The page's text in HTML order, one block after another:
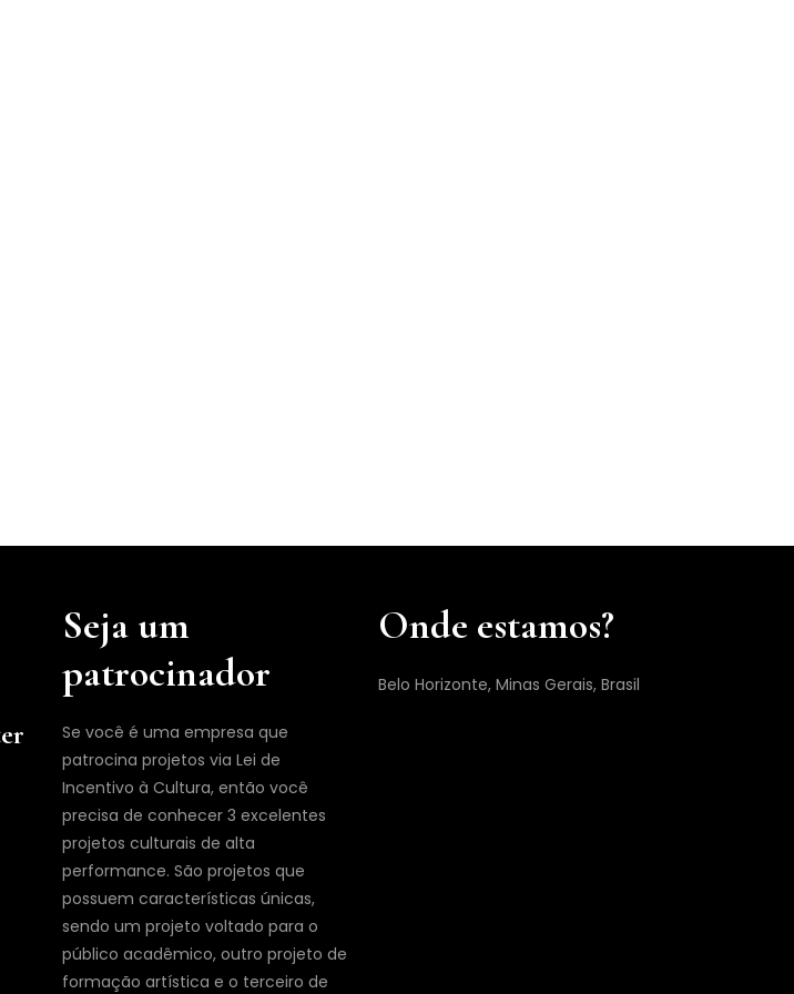
Seja um
patrocinador
Se você é uma empresa que
patrocina projetos via Lei de
Incentivo à Cultura, então você
precisa de conhecer 3 excelentes
projetos culturais de alta
performance. São projetos que
possuem características únicas,
sendo um projeto voltado para o
público acadêmico, outro projeto de
formação artística e o terceiro de
Onde estamos?
Belo Horizonte, Minas Gerais, Brasil